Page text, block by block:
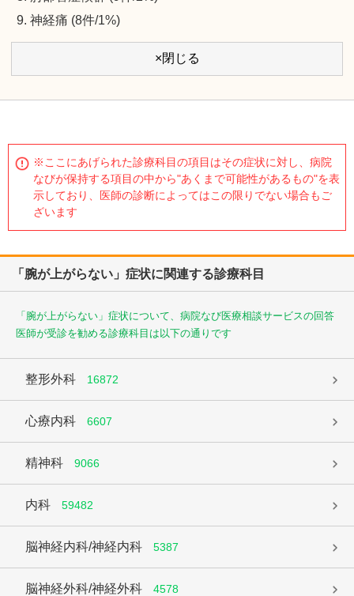
神経痛 (8件/1%)
×閉じる
※ここにあげられた診療科目の項目はその症状に対し、病院
なびが保持する項目の中から"あくまで可能性があるもの"を表
示しており、医師の診断によってはこの限りでない場合もご
ざいます
「腕が上がらない」症状に関連する診療科目
「腕が上がらない」症状について、病院なび医療相談サービスの回答
医師が受診を勧める診療科目は以下の通りです
整形外科 16872
心療内科 6607
精神科 9066
内科 59482
脳神経内科/神経内科 5387
脳神経外科/神経外科 4578